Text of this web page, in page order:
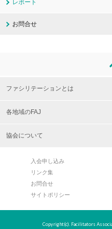
レポート
お問合せ
ファシリテーションとは
各地域のFAJ
協会について
入会申し込み
リンク集
お問合せ
サイトポリシー
Copyright(c). Facilitators